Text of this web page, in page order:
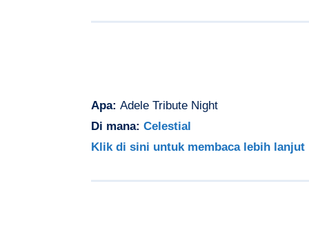
Apa: Adele Tribute Night
Di mana: Celestial
Klik di sini untuk membaca lebih lanjut